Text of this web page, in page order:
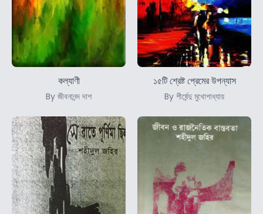
কল্যাণী
By জীবনানন্দ দাশ
১৫টি শ্রেষ্ট প্রেমের উপন্যাস
By শীর্ষেন্দু মুখোপাধ্যায়